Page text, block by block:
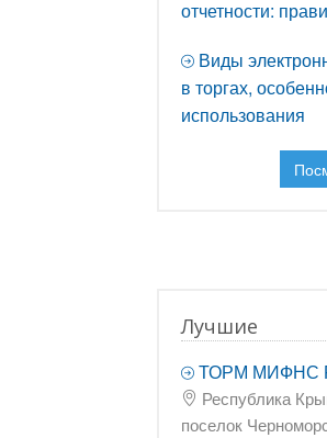
отчетности:
Виды
в торгах,
использования
Лучшие
ТОРМ МИФНС
Республика
поселок